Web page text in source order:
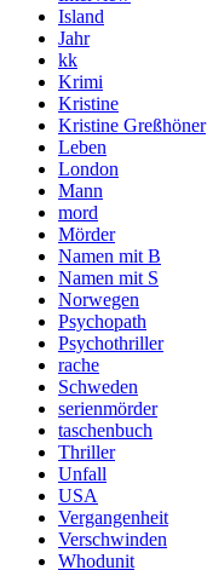
Island
Jahr
kk
Krimi
Kristine
Kristine Greßhöner
Leben
London
Mann
mord
Mörder
Namen mit B
Namen mit S
Norwegen
Psychopath
Psychothriller
rache
Schweden
serienmörder
taschenbuch
Thriller
Unfall
USA
Vergangenheit
Verschwinden
Whodunit